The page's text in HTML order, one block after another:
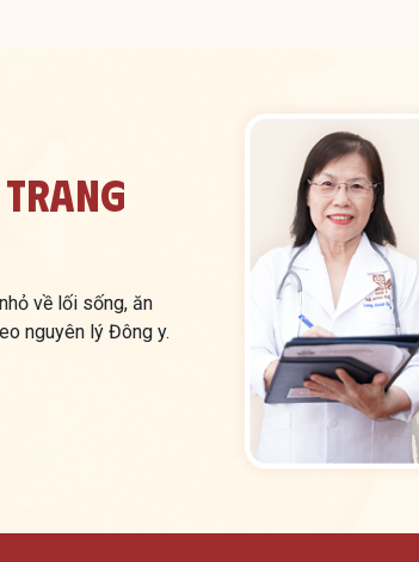
Trang
về lối sống, ăn
nguyên lý Đông y.